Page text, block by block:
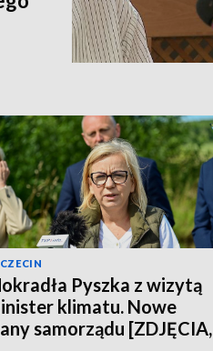
Pyszka z wizytą
klimatu. Nowe
samorządu [ZDJĘCIA,